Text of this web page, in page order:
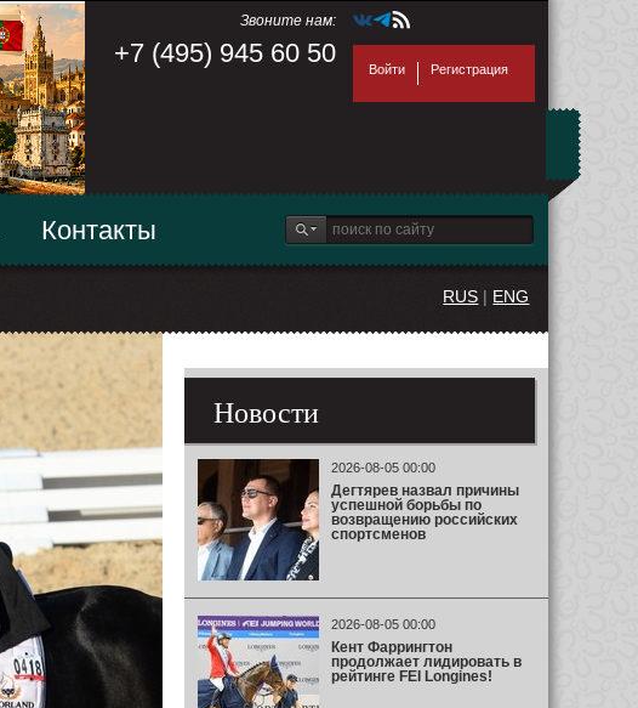
Звоните нам:
+7 (495) 945 60 50
Войти Регистрация
Контакты
RUS | ENG
Новости
2026-08-05 00:00
Дегтярев назвал причины
успешной борьбы по
возвращению российских
спортсменов
2026-08-05 00:00
Кент Фаррингтон
продолжает лидировать в
рейтинге FEI Longines!